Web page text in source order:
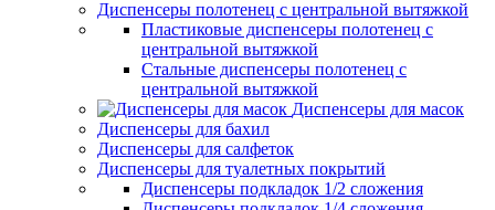
Диспенсеры полотенец с центральной вытяжкой
Пластиковые диспенсеры полотенец с
центральной вытяжкой
Стальные диспенсеры полотенец с
центральной вытяжкой
Диспенсеры для масок
Диспенсеры для бахил
Диспенсеры для салфеток
Диспенсеры для туалетных покрытий
Диспенсеры подкладок 1/2 сложения